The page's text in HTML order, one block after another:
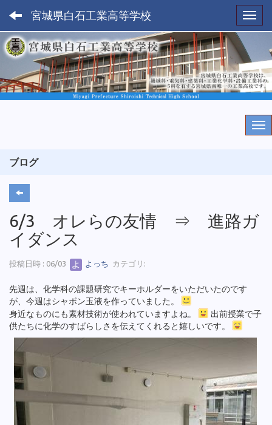
宮城県白石工業高等学校
ブログ
6/3 オレらの友情 ⇒ 進路ガ
イダンス
投稿日時 : 06/03 よっち カテゴリ:
先週は、化学科の課題研究でキーホルダーをいただいたのです
が、今週はシャボン玉液を作っていました。
身近なものにも素材技術が使われていますよね。
出前授業で子
供たちに化学のすばらしさを伝えてくれると嬉しいです。